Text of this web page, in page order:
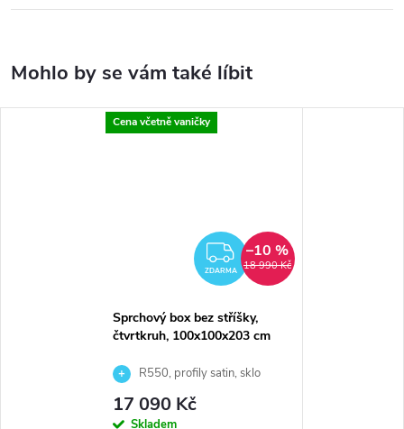
Cena včetně vaničky
ZDARMA
ZDARMA 18 990 Kč
–10 %
Sprchový box bez stříšky,
čtvrtkruh, 100x100x203 cm
R550, profily satin, sklo
Point, litá vanička včetně nožiček a
čelního panelu + připojovací
17 090 Kč
Skladem